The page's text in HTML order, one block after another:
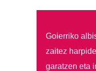
Goierriko
zaitez
garatzen eta